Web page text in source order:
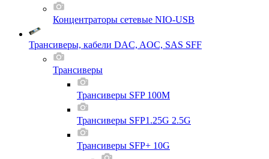
Концентраторы сетевые NIO-USB
Трансиверы, кабели DAC, AOC, SAS SFF
Трансиверы
Трансиверы SFP 100M
Трансиверы SFP1.25G 2.5G
Трансиверы SFP+ 10G